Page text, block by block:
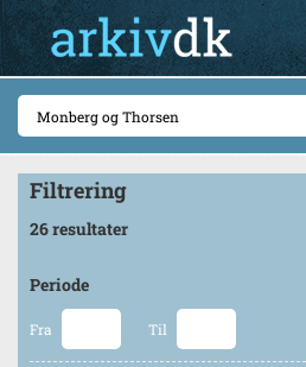
Filtrering
26 resultater
Periode
Fra Til